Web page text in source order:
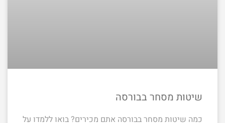
שיטות מסחר בבורסה
כמה שיטות מסחר בבורסה אתם מכירים? בואו ללמדו על